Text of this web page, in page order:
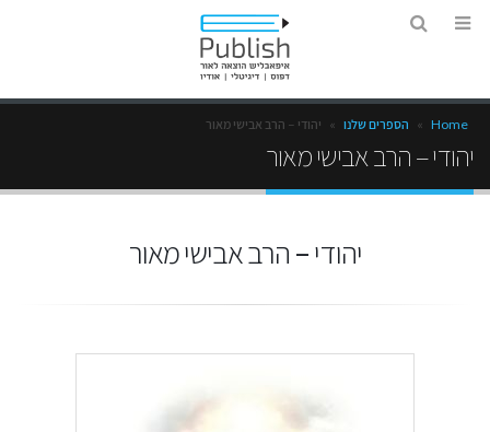
Home
» הספרים שלנו » יהודי – הרב אבישי מאור
יהודי – הרב אבישי מאור
יהודי – הרב אבישי מאור